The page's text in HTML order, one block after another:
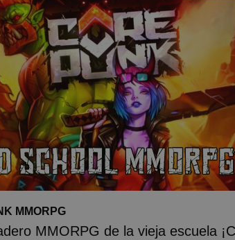
MMORPG
MMORPG de la vieja escuela